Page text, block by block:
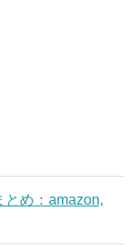
め：amazon,